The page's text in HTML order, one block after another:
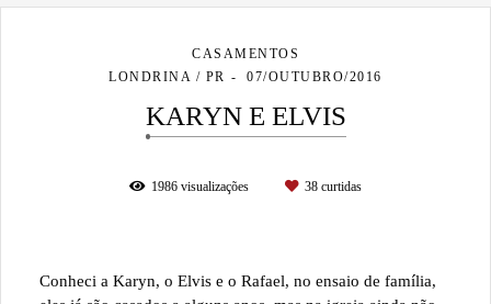
CASAMENTOS
LONDRINA / PR
07/OUTUBRO/2016
KARYN E ELVIS
1986 visualizações 38 curtidas
Conheci a Karyn, o Elvis e o Rafael, no ensaio de família,